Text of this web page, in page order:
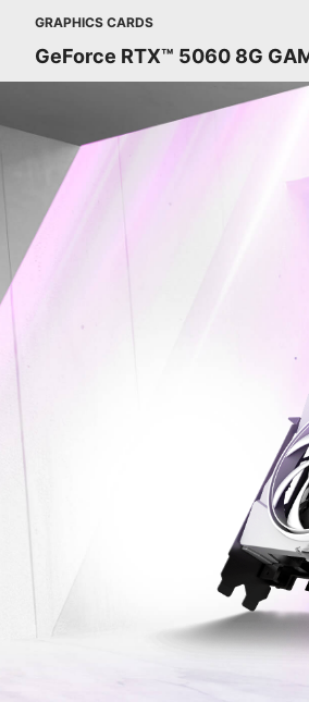
GRAPHICS CARDS
GeForce RTX™ 5060 8G